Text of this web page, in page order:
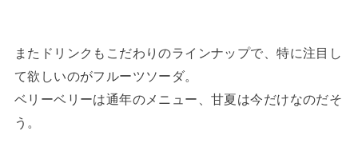
またドリンクもこだわりのラインナップで、特に注目し
て欲しいのがフルーツソーダ。
ベリーベリーは通年のメニュー、甘夏は今だけなのだそ
う。